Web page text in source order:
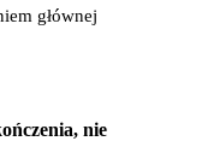
głównej
nie